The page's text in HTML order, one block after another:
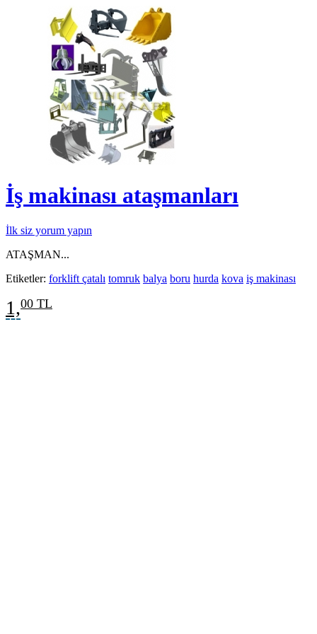
İş makinası ataşmanları
İlk siz yorum yapın
ATAŞMAN...
Etiketler: forklift çatalı tomruk balya boru hurda kova iş makinası
1,00 TL